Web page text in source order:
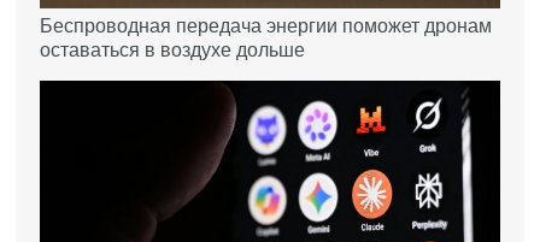
Беспроводная передача энергии поможет дронам
оставаться в воздухе дольше